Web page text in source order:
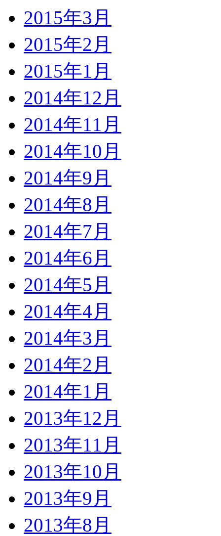
2015年3月
2015年2月
2015年1月
2014年12月
2014年11月
2014年10月
2014年9月
2014年8月
2014年7月
2014年6月
2014年5月
2014年4月
2014年3月
2014年2月
2014年1月
2013年12月
2013年11月
2013年10月
2013年9月
2013年8月